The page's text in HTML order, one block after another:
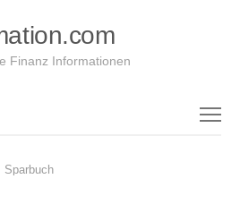
Finanz Informationen
Sparbuch